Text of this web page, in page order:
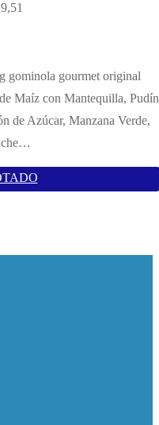
gominola gourmet original
Maíz con Mantequilla, Pudín
de Azúcar, Manzana Verde,